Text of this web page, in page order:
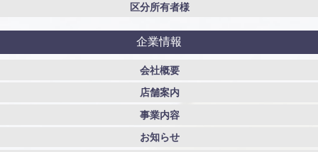
区分所有者様
企業情報
会社概要
店舗案内
事業内容
お知らせ